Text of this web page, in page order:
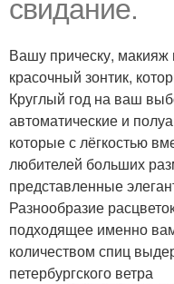
свидание.
Вашу прическу,
красочный зонтик,
Круглый год на ваш
автоматические и
которые с лёгкостью
любителей больших
представленные
Разнообразие
подходящее именно
количеством спиц
петербургского ветра